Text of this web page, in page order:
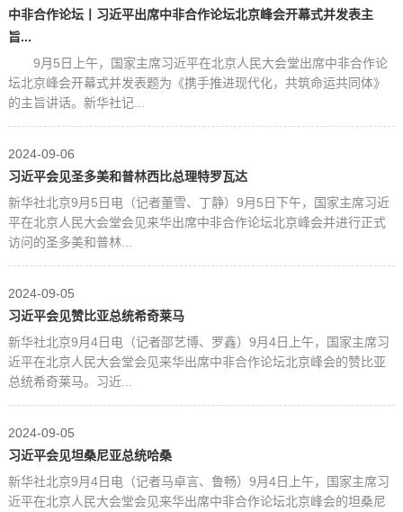
中非合作论坛丨习近平出席中非合作论坛北京峰会开幕式并发表主
旨...
9月5日上午，国家主席习近平在北京人民大会堂出席中非合作论
坛北京峰会开幕式并发表题为《携手推进现代化，共筑命运共同体》
的主旨讲话。新华社记...
2024-09-06
习近平会见圣多美和普林西比总理特罗瓦达
新华社北京9月5日电（记者董雪、丁静）9月5日下午，国家主席习近
平在北京人民大会堂会见来华出席中非合作论坛北京峰会并进行正式
访问的圣多美和普林...
2024-09-05
习近平会见赞比亚总统希奇莱马
新华社北京9月4日电（记者邵艺博、罗鑫）9月4日上午，国家主席习
近平在北京人民大会堂会见来华出席中非合作论坛北京峰会的赞比亚
总统希奇莱马。习近...
2024-09-05
习近平会见坦桑尼亚总统哈桑
新华社北京9月4日电（记者马卓言、鲁畅）9月4日上午，国家主席习
近平在北京人民大会堂会见来华出席中非合作论坛北京峰会的坦桑尼